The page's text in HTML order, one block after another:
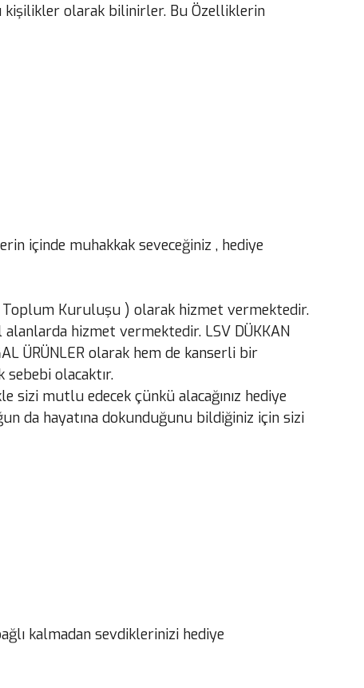
kişilikler olarak bilinirler. Bu Özelliklerin
içinde muhakkak seveceğiniz , hediye
Toplum Kuruluşu ) olarak hizmet vermektedir.
alanlarda hizmet vermektedir. LSV DÜKKAN
ÜRÜNLER olarak hem de kanserli bir
olacaktır.
sizi mutlu edecek çünkü alacağınız hediye
da hayatına dokunduğunu bildiğiniz için sizi
kalmadan sevdiklerinizi hediye